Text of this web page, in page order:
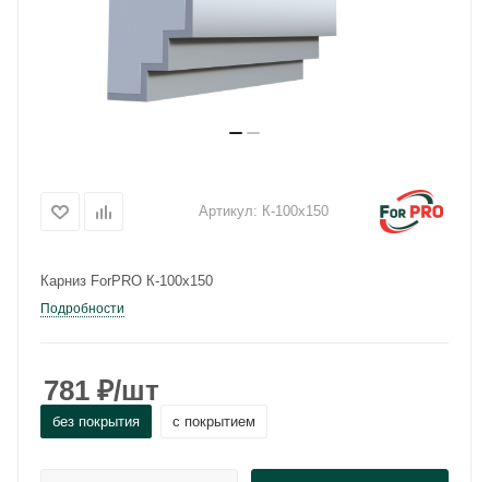
Артикул: К-100x150
Карниз ForPRO К-100x150
Подробности
781 ₽/шт
без покрытия с покрытием